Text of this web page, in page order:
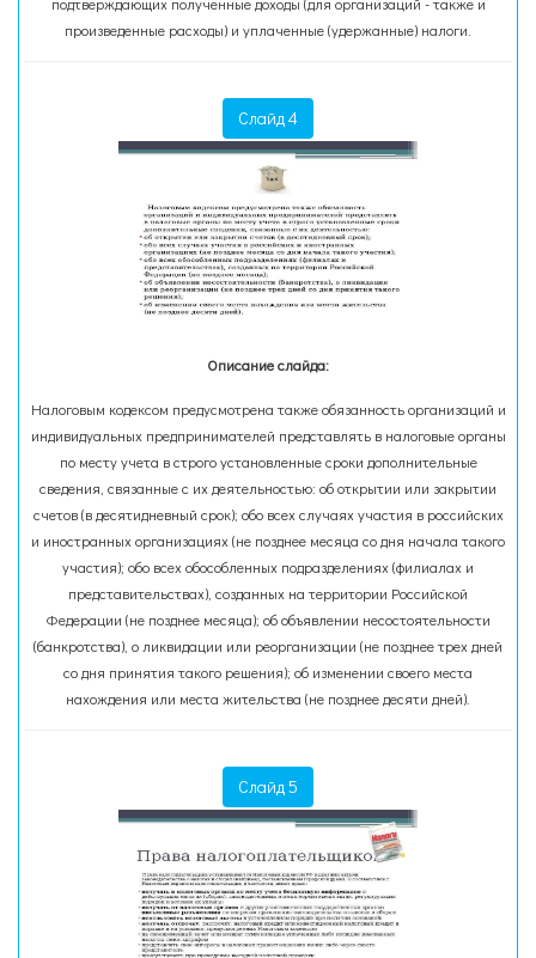
произведенные расходы) и уплаченные (удержанные) налоги.
Слайд 4
Описание слайда:
Налоговым кодексом предусмотрена также обязанность организаций и
индивидуальных предпринимателей представлять в налоговые органы
по месту учета в строго установленные сроки дополнительные
сведения, связанные с их деятельностью: об открытии или закрытии
счетов (в десятидневный срок); обо всех случаях участия в российских
и иностранных организациях (не позднее месяца со дня начала такого
участия); обо всех обособленных подразделениях (филиалах и
представительствах), созданных на территории Российской
Федерации (не позднее месяца); об объявлении несостоятельности
(банкротства), о ликвидации или реорганизации (не позднее трех дней
со дня принятия такого решения); об изменении своего места
нахождения или места жительства (не позднее десяти дней).
Слайд 5